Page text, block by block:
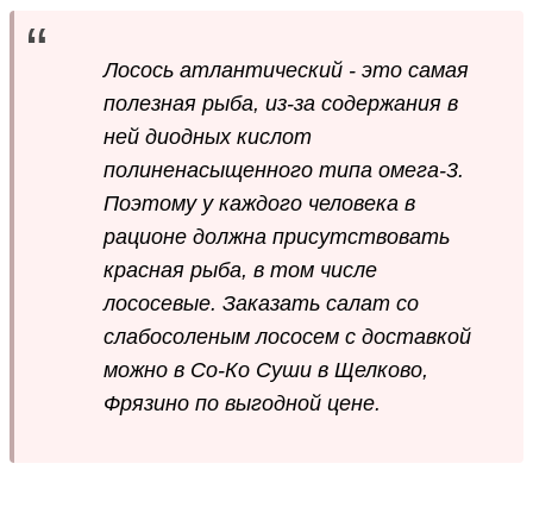
Лосось атлантический - это самая
полезная рыба, из-за содержания в
ней диодных кислот
полиненасыщенного типа омега-3.
Поэтому у каждого человека в
рационе должна присутствовать
красная рыба, в том числе
лососевые. Заказать салат со
слабосоленым лососем с доставкой
можно в Со-Ко Суши в Щелково,
Фрязино по выгодной цене.